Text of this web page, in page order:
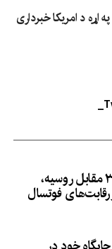
د امریکا خبرداری
افغانستان با تساوی ۳-۳ مقابل روسیه،
رقابت‌های فوتسال